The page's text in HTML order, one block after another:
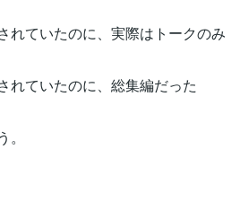
れていたのに、実際はトークのみ
れていたのに、総集編だった